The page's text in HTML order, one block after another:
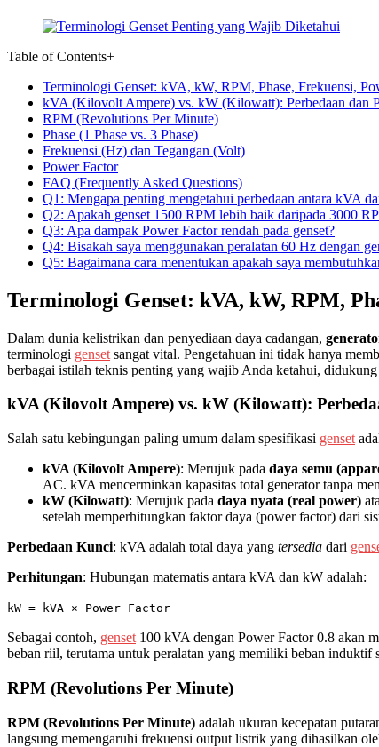
Table of Contents+
Terminologi Genset: kVA, kW, RPM, Phase, Frekuensi,
kVA (Kilovolt Ampere) vs. kW (Kilowatt): Perbedaan dan
RPM (Revolutions Per Minute)
Phase (1 Phase vs. 3 Phase)
Frekuensi (Hz) dan Tegangan (Volt)
Power Factor
FAQ (Frequently Asked Questions)
Q1: Mengapa penting mengetahui perbedaan antara kVA
Q2: Apakah genset 1500 RPM lebih baik daripada 3000
Q3: Apa dampak Power Factor rendah pada genset?
Q4: Bisakah saya menggunakan peralatan 60 Hz dengan
Q5: Bagaimana cara menentukan apakah saya
Terminologi Genset: kVA, kW, RPM,
Dalam dunia kelistrikan dan penyediaan daya cadangan,
terminologi genset sangat vital. Pengetahuan ini tidak hanya
berbagai istilah teknis penting yang wajib Anda ketahui,
kVA (Kilovolt Ampere) vs. kW (Kilowatt):
Salah satu kebingungan paling umum dalam spesifikasi genset
kVA (Kilovolt Ampere): Merujuk pada daya semu
AC. kVA mencerminkan kapasitas total generator tanpa
kW (Kilowatt): Merujuk pada daya nyata (real power)
setelah memperhitungkan faktor daya (power factor) dari
Perbedaan Kunci: kVA adalah total daya yang tersedia dari
Perhitungan: Hubungan matematis antara kVA dan kW adalah:
kW = kVA × Power Factor
Sebagai contoh, genset 100 kVA dengan Power Factor 0.8 akan
beban riil, terutama untuk peralatan yang memiliki beban induktif
RPM (Revolutions Per Minute)
RPM (Revolutions Per Minute) adalah ukuran kecepatan
langsung memengaruhi frekuensi output listrik yang dihasilkan